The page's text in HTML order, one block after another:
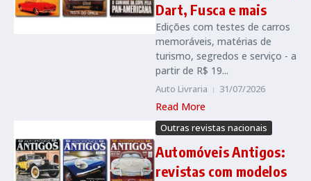
Dart, Fusca e mais
Edições com testes de carros
memoráveis, matérias de
turismo, segredos e serviço - a
partir de R$ 19...
Auto Livraria 31/07/2026
Read More
Outras revistas nacionais
Automóveis Antigos:
revistas com modelos